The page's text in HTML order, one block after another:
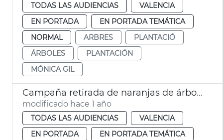
TODAS LAS AUDIENCIAS
VALENCIA
EN PORTADA
EN PORTADA TEMÁTICA
NORMAL
ARBRES
PLANTACIÓ
ÁRBOLES
PLANTACIÓN
MÓNICA GIL
Campaña retirada de naranjas de árboles ornamentales
modificado hace 1 año
TODAS LAS AUDIENCIAS
VALENCIA
EN PORTADA
EN PORTADA TEMÁTICA